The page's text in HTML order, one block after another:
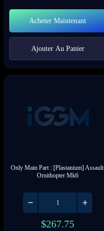
Acheter Maintenant
Ajouter Au Panier
Only Main Part : [Plastanium] Assault
Ornithopter Mk6
$267.75